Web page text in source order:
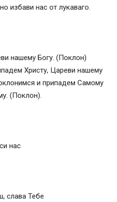
избави нас от лукаваго.
нашему Богу. (Поклон)
Христу, Цареви нашему
и припадем Самому
(Поклон).
нас
слава Тебе